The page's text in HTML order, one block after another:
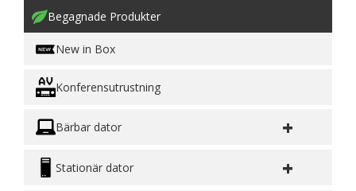
Begagnade Produkter
New in Box
Konferensutrustning
Bärbar dator +
Stationär dator +